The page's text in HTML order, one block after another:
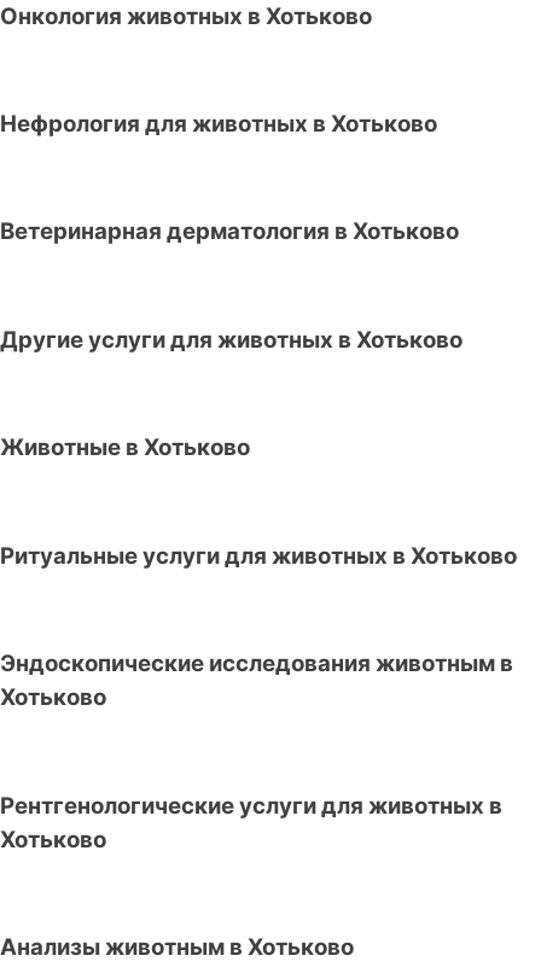
Онкология животных в Хотьково
Нефрология для животных в Хотьково
Ветеринарная дерматология в Хотьково
Другие услуги для животных в Хотьково
Животные в Хотьково
Ритуальные услуги для животных в Хотьково
Эндоскопические исследования животным в
Хотьково
Рентгенологические услуги для животных в
Хотьково
Анализы животным в Хотьково